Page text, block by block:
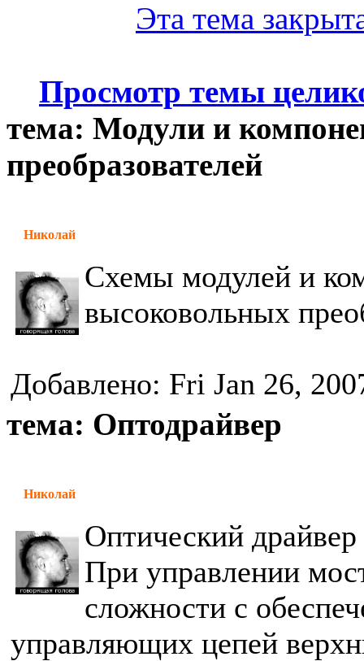
Эта тема
Просмотр темы
тема: Модули и
преобразователей
Николай
Схемы модулей и
высоковольных
Добавлено: Fri Jan 26,
тема: Оптодрайвер
Николай
Оптический
При управлении
сложности с
управляющих цепей